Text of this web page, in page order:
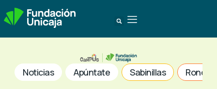
Noticias Apúntate Sabinillas Ronda